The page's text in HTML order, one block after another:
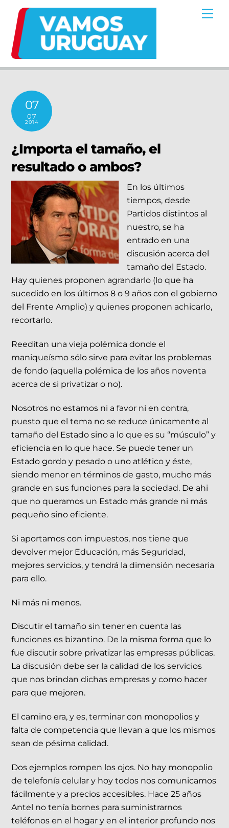
content
07
07
2014
¿Importa el tamaño, el
resultado o ambos?
En los últimos
tiempos, desde
Partidos distintos al
nuestro, se ha
entrado en una
discusión acerca del
tamaño del Estado.
Hay quienes proponen agrandarlo (lo que ha
sucedido en los últimos 8 o 9 años con el gobierno
del Frente Amplio) y quienes proponen achicarlo,
recortarlo.
Reeditan una vieja polémica donde el
maniqueísmo sólo sirve para evitar los problemas
de fondo (aquella polémica de los años noventa
acerca de si privatizar o no).
Nosotros no estamos ni a favor ni en contra,
puesto que el tema no se reduce únicamente al
tamaño del Estado sino a lo que es su “músculo” y
eficiencia en lo que hace. Se puede tener un
Estado gordo y pesado o uno atlético y éste,
siendo menor en términos de gasto, mucho más
grande en sus funciones para la sociedad. De ahi
que no queramos un Estado más grande ni más
pequeño sino eficiente.
Si aportamos con impuestos, nos tiene que
devolver mejor Educación, más Seguridad,
mejores servicios, y tendrá la dimensión necesaria
para ello.
Ni más ni menos.
Discutir el tamaño sin tener en cuenta las
funciones es bizantino. De la misma forma que lo
fue discutir sobre privatizar las empresas públicas.
La discusión debe ser la calidad de los servicios
que nos brindan dichas empresas y como hacer
para que mejoren.
El camino era, y es, terminar con monopolios y
falta de competencia que llevan a que los mismos
sean de pésima calidad.
Dos ejemplos rompen los ojos. No hay monopolio
de telefonía celular y hoy todos nos comunicamos
fácilmente y a precios accesibles. Hace 25 años
Antel no tenía bornes para suministrarnos
teléfonos en el hogar y en el interior profundo nos